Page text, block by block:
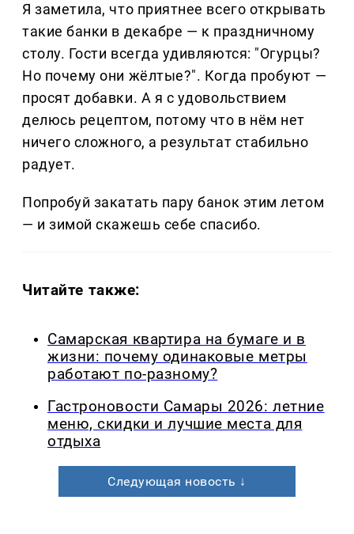
Я заметила, что приятнее всего открывать
такие банки в декабре — к праздничному
столу. Гости всегда удивляются: "Огурцы?
Но почему они жёлтые?". Когда пробуют —
просят добавки. А я с удовольствием
делюсь рецептом, потому что в нём нет
ничего сложного, а результат стабильно
радует.
Попробуй закатать пару банок этим летом
— и зимой скажешь себе спасибо.
Читайте также:
Самарская квартира на бумаге и в
жизни: почему одинаковые метры
работают по-разному?
Гастроновости Самары 2026: летние
меню, скидки и лучшие места для
отдыха
Следующая новость ↓